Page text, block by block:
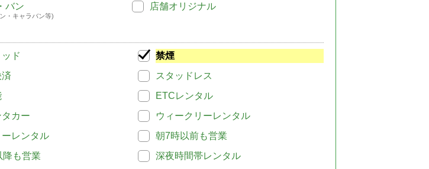
バン
・キャラバン等)
店舗オリジナル
ド
禁煙
スタッドレス
ETCレンタル
カー
ウィークリーレンタル
レンタル
朝7時以前も営業
降も営業
深夜時間帯レンタル